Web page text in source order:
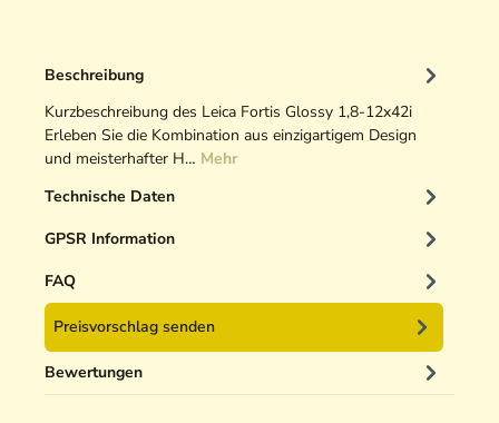
e
m
o
n
t
g
i
k
r
i
n
e
r
5
Beschreibung
Kurzbeschreibung des Leica Fortis Glossy 1,8-12x42i
Erleben Sie die Kombination aus einzigartigem Design
und meisterhafter H… Mehr
Technische Daten
GPSR Information
FAQ
Preisvorschlag senden
Bewertungen